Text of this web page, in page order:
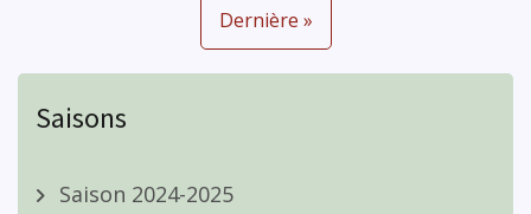
Dernière
page
Dernière »
Saisons
Saison 2024-2025